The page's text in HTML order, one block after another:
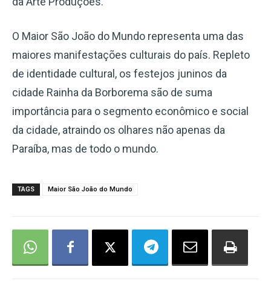
O Maior São João do Mundo representa uma das
maiores manifestações culturais do país. Repleto
de identidade cultural, os festejos juninos da
cidade Rainha da Borborema são de suma
importância para o segmento econômico e social
da cidade, atraindo os olhares não apenas da
Paraíba, mas de todo o mundo.
TAGS Maior São João do Mundo